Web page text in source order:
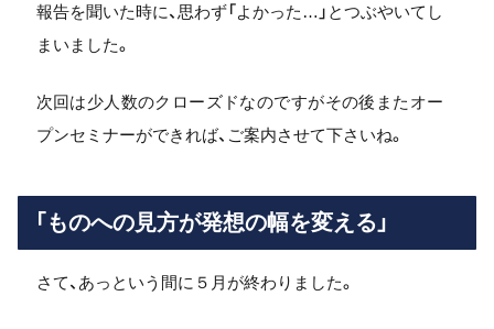
報告を聞いた時に、思わず「よかった…」とつぶやいてし
まいました。
次回は少人数のクローズドなのですがその後またオー
プンセミナーができれば、ご案内させて下さいね。
「ものへの見方が発想の幅を変える」
さて、あっという間に５月が終わりました。